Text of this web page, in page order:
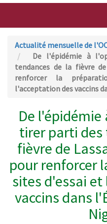
Actualité mensuelle de
De l'épidémie à
tendances de la fièvre
renforcer la
l'acceptation des vaccins
De
tirer parti des
fièvre de
pour renforcer
sites d'essai
vaccins dans